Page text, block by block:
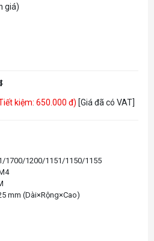
giá)
kiệm: 650.000 đ) [Giá đã có VAT]
1700/1200/1151/1150/1155
mm (Dài×Rộng×Cao)